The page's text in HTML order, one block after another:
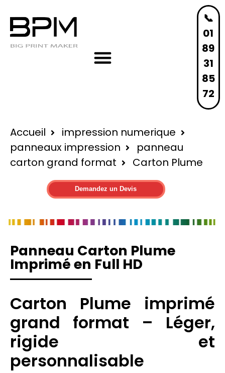
📞
01
89
31
85
72
Accueil
impression numerique
panneaux impression
panneau
carton grand format
Carton Plume
Demandez un Devis
Panneau Carton Plume
Imprimé en Full HD
Carton Plume imprimé
grand format – Léger,
rigide et
personnalisable